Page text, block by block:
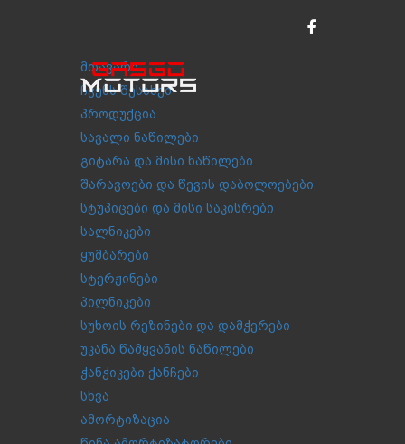
მთავარი
ჩვენს შესახებ
პროდუქცია
სავალი ნაწილები
გიტარა და მისი ნაწილები
შარავოები და წევის დაბოლოებები
სტუპიცები და მისი საკისრები
სალნიკები
ყუმბარები
სტერჟინები
პილნიკები
სუხოის რეზინები და დამჭერები
უკანა წამყვანის ნაწილები
ჭანჭიკები ქანჩები
სხვა
ამორტიზაცია